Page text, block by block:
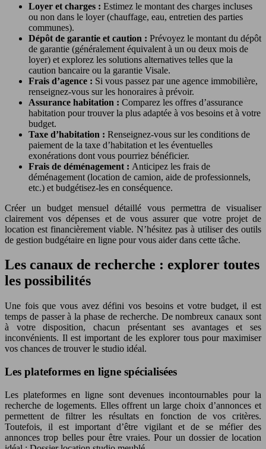
Loyer et charges : Estimez le montant des charges incluses
ou non dans le loyer (chauffage, eau, entretien des parties
communes).
Dépôt de garantie et caution : Prévoyez le montant du dépôt
de garantie (généralement équivalent à un ou deux mois de
loyer) et explorez les solutions alternatives telles que la
caution bancaire ou la garantie Visale.
Frais d’agence : Si vous passez par une agence immobilière,
renseignez-vous sur les honoraires à prévoir.
Assurance habitation : Comparez les offres d’assurance
habitation pour trouver la plus adaptée à vos besoins et à votre
budget.
Taxe d’habitation : Renseignez-vous sur les conditions de
paiement de la taxe d’habitation et les éventuelles
exonérations dont vous pourriez bénéficier.
Frais de déménagement : Anticipez les frais de
déménagement (location de camion, aide de professionnels,
etc.) et budgétisez-les en conséquence.
Créer un budget mensuel détaillé vous permettra de visualiser
clairement vos dépenses et de vous assurer que votre projet de
location est financièrement viable. N’hésitez pas à utiliser des outils
de gestion budgétaire en ligne pour vous aider dans cette tâche.
Les canaux de recherche : explorer toutes
les possibilités
Une fois que vous avez défini vos besoins et votre budget, il est
temps de passer à la phase de recherche. De nombreux canaux sont
à votre disposition, chacun présentant ses avantages et ses
inconvénients. Il est important de les explorer tous pour maximiser
vos chances de trouver le studio idéal.
Les plateformes en ligne spécialisées
Les plateformes en ligne sont devenues incontournables pour la
recherche de logements. Elles offrent un large choix d’annonces et
permettent de filtrer les résultats en fonction de vos critères.
Toutefois, il est important d’être vigilant et de se méfier des
annonces trop belles pour être vraies. Pour un dossier de location